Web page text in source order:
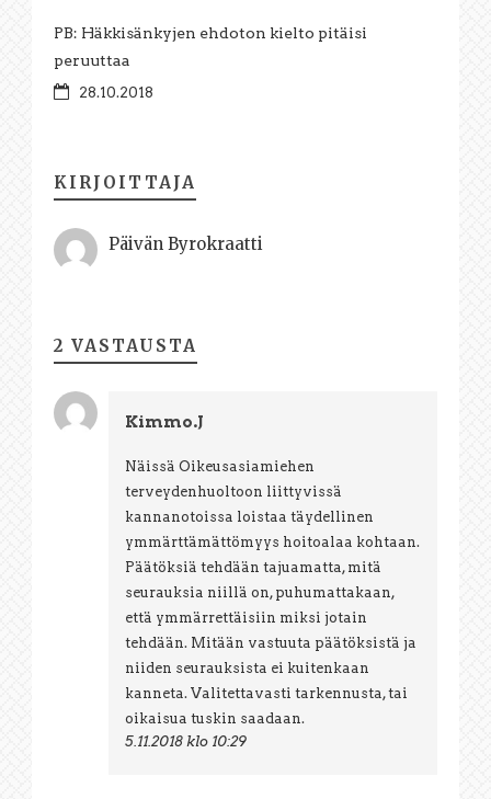
PB: Häkkisänkyjen ehdoton kielto pitäisi
peruuttaa
28.10.2018
KIRJOITTAJA
Päivän Byrokraatti
2 VASTAUSTA
Kimmo.J
Näissä Oikeusasiamiehen
terveydenhuoltoon liittyvissä
kannanotoissa loistaa täydellinen
ymmärttämättömyys hoitoalaa kohtaan.
Päätöksiä tehdään tajuamatta, mitä
seurauksia niillä on, puhumattakaan,
että ymmärrettäisiin miksi jotain
tehdään. Mitään vastuuta päätöksistä ja
niiden seurauksista ei kuitenkaan
kanneta. Valitettavasti tarkennusta, tai
oikaisua tuskin saadaan.
5.11.2018 klo 10:29